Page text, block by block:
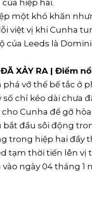
hiệp hai.
một khó khăn
việt vị khi Cunha
của Leeds là
ĐÃ XẢY RA | Điểm
phá vỡ thế bế tắc ở
chỉ kéo dài chưa
cho Cunha để gỡ hòa.
bắt đầu sôi động
trong hiệp hai đầy
tạm thời tiến lên vị
vào ngày 04 tháng 1